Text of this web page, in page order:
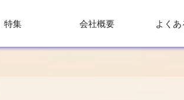
特集 会社概要 よくあ